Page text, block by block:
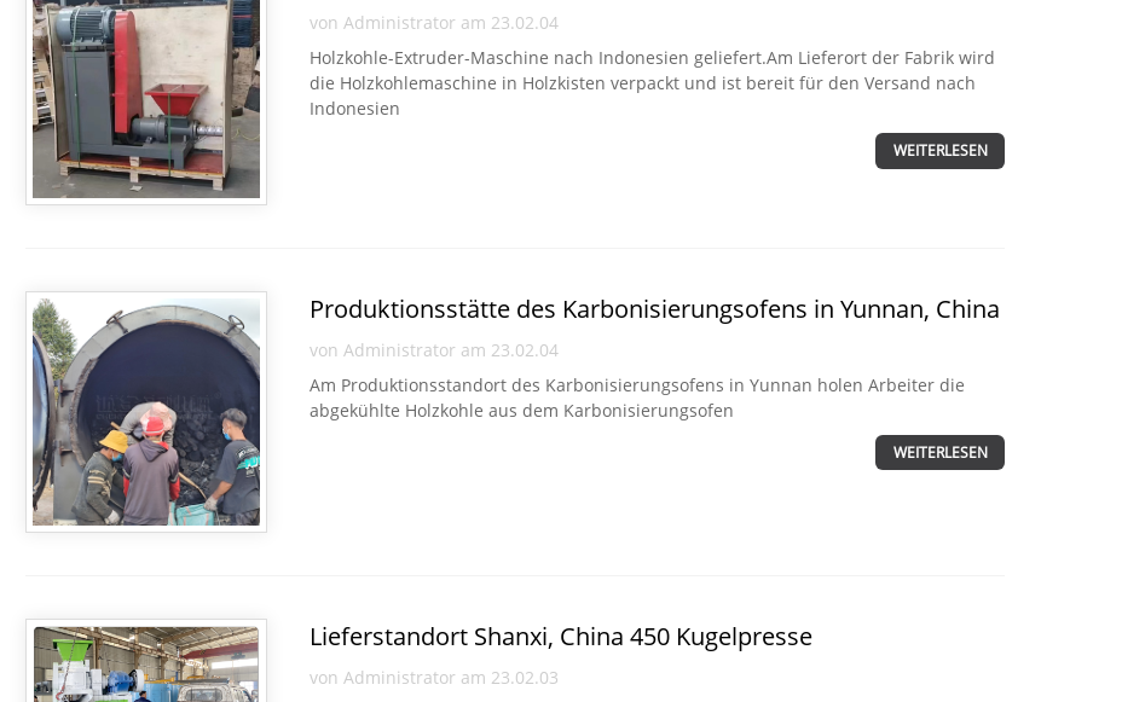
von Administrator am 23.02.04
Holzkohle-Extruder-Maschine nach Indonesien geliefert.Am Lieferort der Fabrik wird
die Holzkohlemaschine in Holzkisten verpackt und ist bereit für den Versand nach
Indonesien
WEITERLESEN
Produktionsstätte des Karbonisierungsofens in Yunnan, China
von Administrator am 23.02.04
Am Produktionsstandort des Karbonisierungsofens in Yunnan holen Arbeiter die
abgekühlte Holzkohle aus dem Karbonisierungsofen
WEITERLESEN
Lieferstandort Shanxi, China 450 Kugelpresse
von Administrator am 23.02.03